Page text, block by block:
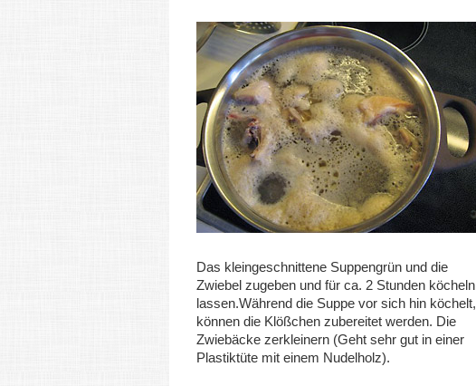
Das kleingeschnittene Suppengrün und die
Zwiebel zugeben und für ca. 2 Stunden köcheln
lassen.Während die Suppe vor sich hin köchelt,
können die Klößchen zubereitet werden. Die
Zwiebäcke zerkleinern (Geht sehr gut in einer
Plastiktüte mit einem Nudelholz).